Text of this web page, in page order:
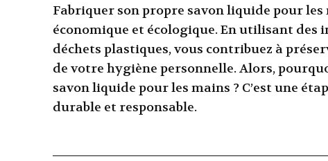
Fabriquer son propre savon liquide pour
économique et écologique. En utilisant
déchets plastiques, vous contribuez à
de votre hygiène personnelle. Alors,
savon liquide pour les mains ? C’est une
durable et responsable.